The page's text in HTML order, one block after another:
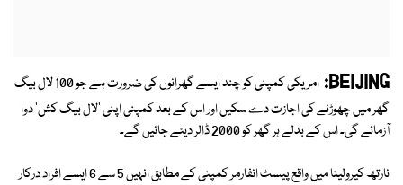
BEIJING:
امریکی کمپنی کو چند ایسے گھرانوں کی ضرورت ہے جو 100 لال بیگ
گھر میں چھوڑنے کی اجازت دے سکیں اور اس کے بعد کمپنی اپنی 'لال بیگ کش' دوا
آزمائے گی۔ اس کے بدلے ہر گھر کو 2000 ڈالر دیئے جائیں گے۔
نارتھ کیرولینا میں واقع پیسٹ انفارمر کمپنی کے مطابق انہیں 5 سے 6 ایسے افراد درکار